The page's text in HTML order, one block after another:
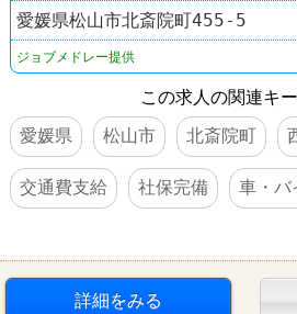
愛媛県松山市北斎院町455-5
ジョブメドレー提供
この求人の関連キ
愛媛県
松山市 北斎院町
交通費支給 社保完備 車・バ
詳細をみる